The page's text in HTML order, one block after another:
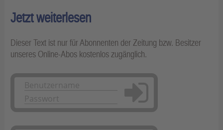
Jetzt weiterlesen
Dieser Text ist nur für Abonnenten der Zeitung bzw. Besitzer
unseres Online-Abos kostenlos zugänglich.
Anmelden